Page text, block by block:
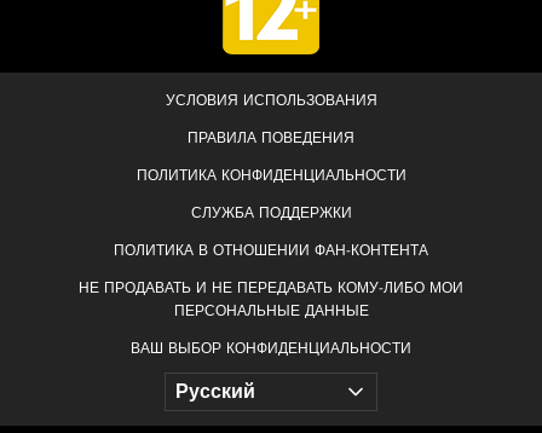
УСЛОВИЯ ИСПОЛЬЗОВАНИЯ
ПРАВИЛА ПОВЕДЕНИЯ
ПОЛИТИКА КОНФИДЕНЦИАЛЬНОСТИ
СЛУЖБА ПОДДЕРЖКИ
ПОЛИТИКА В ОТНОШЕНИИ ФАН-КОНТЕНТА
НЕ ПРОДАВАТЬ И НЕ ПЕРЕДАВАТЬ КОМУ-ЛИБО МОИ
ПЕРСОНАЛЬНЫЕ ДАННЫЕ
ВАШ ВЫБОР КОНФИДЕНЦИАЛЬНОСТИ